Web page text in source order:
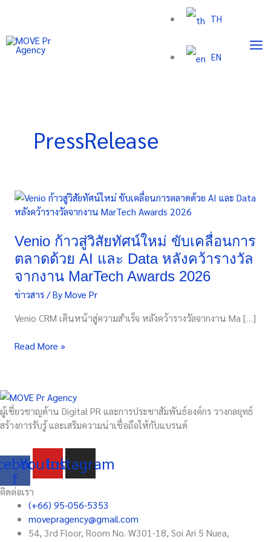
content
TH
EN
PressRelease
Venio ก้าวสู่วิสัยทัศน์ใหม่ ขับเคลื่อนการ
ตลาดด้วย AI และ Data หลังคว้ารางวัล
จากงาน MarTech Awards 2026
ข่าวสาร/ ByMove Pr
Venio CRM เดินหน้าสู่ความสำเร็จ หลังคว้ารางวัลจากงาน Ma […]
Venio
ก้าว
วิสัย
ทัศน์
ใหม่
ขับ
เคลื่อน
ตลาด
AI
หลังค
ว้า
รางวัล
MarTech
Awards
2026
Read More »
ผู้เชี่ยวชาญด้าน Digital PR และการประชาสัมพันธ์องค์กร วางกลยุทธ์
สร้างการรับรู้ และเสริมความน่าเชื่อถือให้กับแบรนด์
f
Youtube
Instagram
ติดต่อเรา
(+66) 95-056-5353
movepragency@gmail.com
54, 3rd Floor, Room No. W301-18, Soi Ari 5 Nuea,